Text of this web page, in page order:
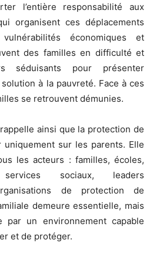
l’entière responsabilité aux
organisent ces déplacements
économiques et
des familles en difficulté et
séduisants pour présenter
à la pauvreté. Face à ces
se retrouvent démunies.
ainsi que la protection de
uniquement sur les parents. Elle
les acteurs : familles, écoles,
sociaux, leaders
de protection de
demeure essentielle, mais
un environnement capable
et de protéger.